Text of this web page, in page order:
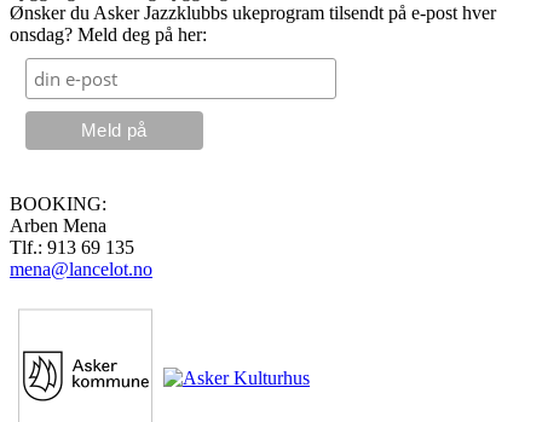
Ønsker du Asker Jazzklubbs ukeprogram tilsendt på e-post hver
onsdag? Meld deg på her:
BOOKING:
Arben Mena
Tlf.: 913 69 135
mena@lancelot.no